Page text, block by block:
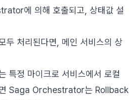
에 의해 호출되고, 상태값 설
두 처리된다면, 메인 서비스의 상
특정 마이크로 서비스에서 로컬
면 Saga Orchestrator는 Rollback